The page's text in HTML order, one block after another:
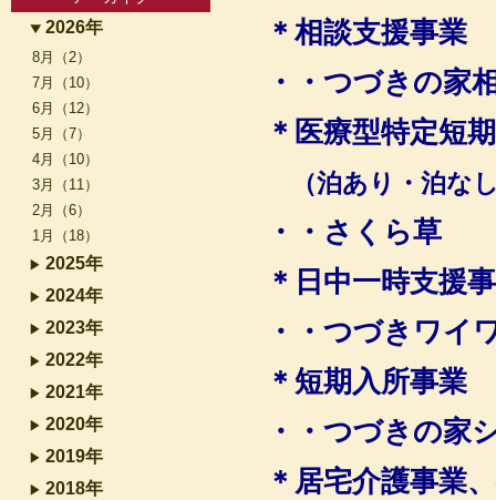
＊相談支援事業
・・つづきの家
＊医療型特定短
（泊あり・泊な
・・さくら草
＊日中一時支援
・・ つづきワイ
＊短期入所事業
・・つづきの
＊居宅介護事業
2026年
8月（2）
7月（10）
6月（12）
5月（7）
4月（10）
3月（11）
2月（6）
1月（18）
2025年
2024年
2023年
2022年
2021年
2020年
2019年
2018年